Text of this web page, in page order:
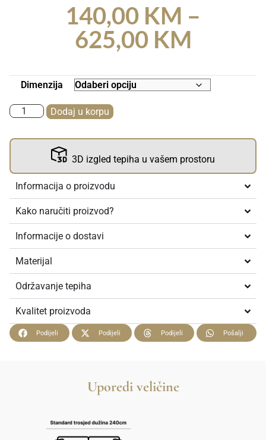
140,00 KM –
625,00 KM
Dimenzija
Dodaj u korpu
3D izgled tepiha u vašem prostoru
Informacija o proizvodu
Kako naručiti proizvod?
Informacije o dostavi
Materijal
Održavanje tepiha
Kvalitet proizvoda
Podijeli Podijeli Podijeli Pošalji
Uporedi veličine